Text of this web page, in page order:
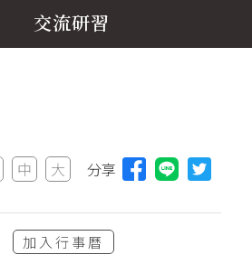
交流研習
中 大 分享 分享本頁
加入行事曆